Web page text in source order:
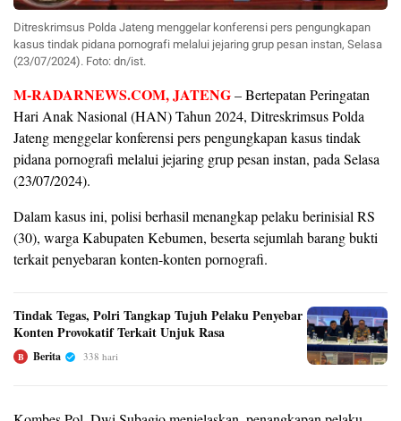
Ditreskrimsus Polda Jateng menggelar konferensi pers pengungkapan
kasus tindak pidana pornografi melalui jejaring grup pesan instan, Selasa
(23/07/2024). Foto: dn/ist.
M-RADARNEWS.COM, JATENG– Bertepatan Peringatan
Hari Anak Nasional (HAN) Tahun 2024, Ditreskrimsus Polda
Jateng menggelar konferensi pers pengungkapan kasus tindak
pidana pornografi melalui jejaring grup pesan instan, pada Selasa
(23/07/2024).
Dalam kasus ini, polisi berhasil menangkap pelaku berinisial RS
(30), warga Kabupaten Kebumen, beserta sejumlah barang bukti
terkait penyebaran konten-konten pornografi.
Tindak Tegas, Polri Tangkap Tujuh Pelaku Penyebar
Konten Provokatif Terkait Unjuk Rasa
B Berita 338 hari